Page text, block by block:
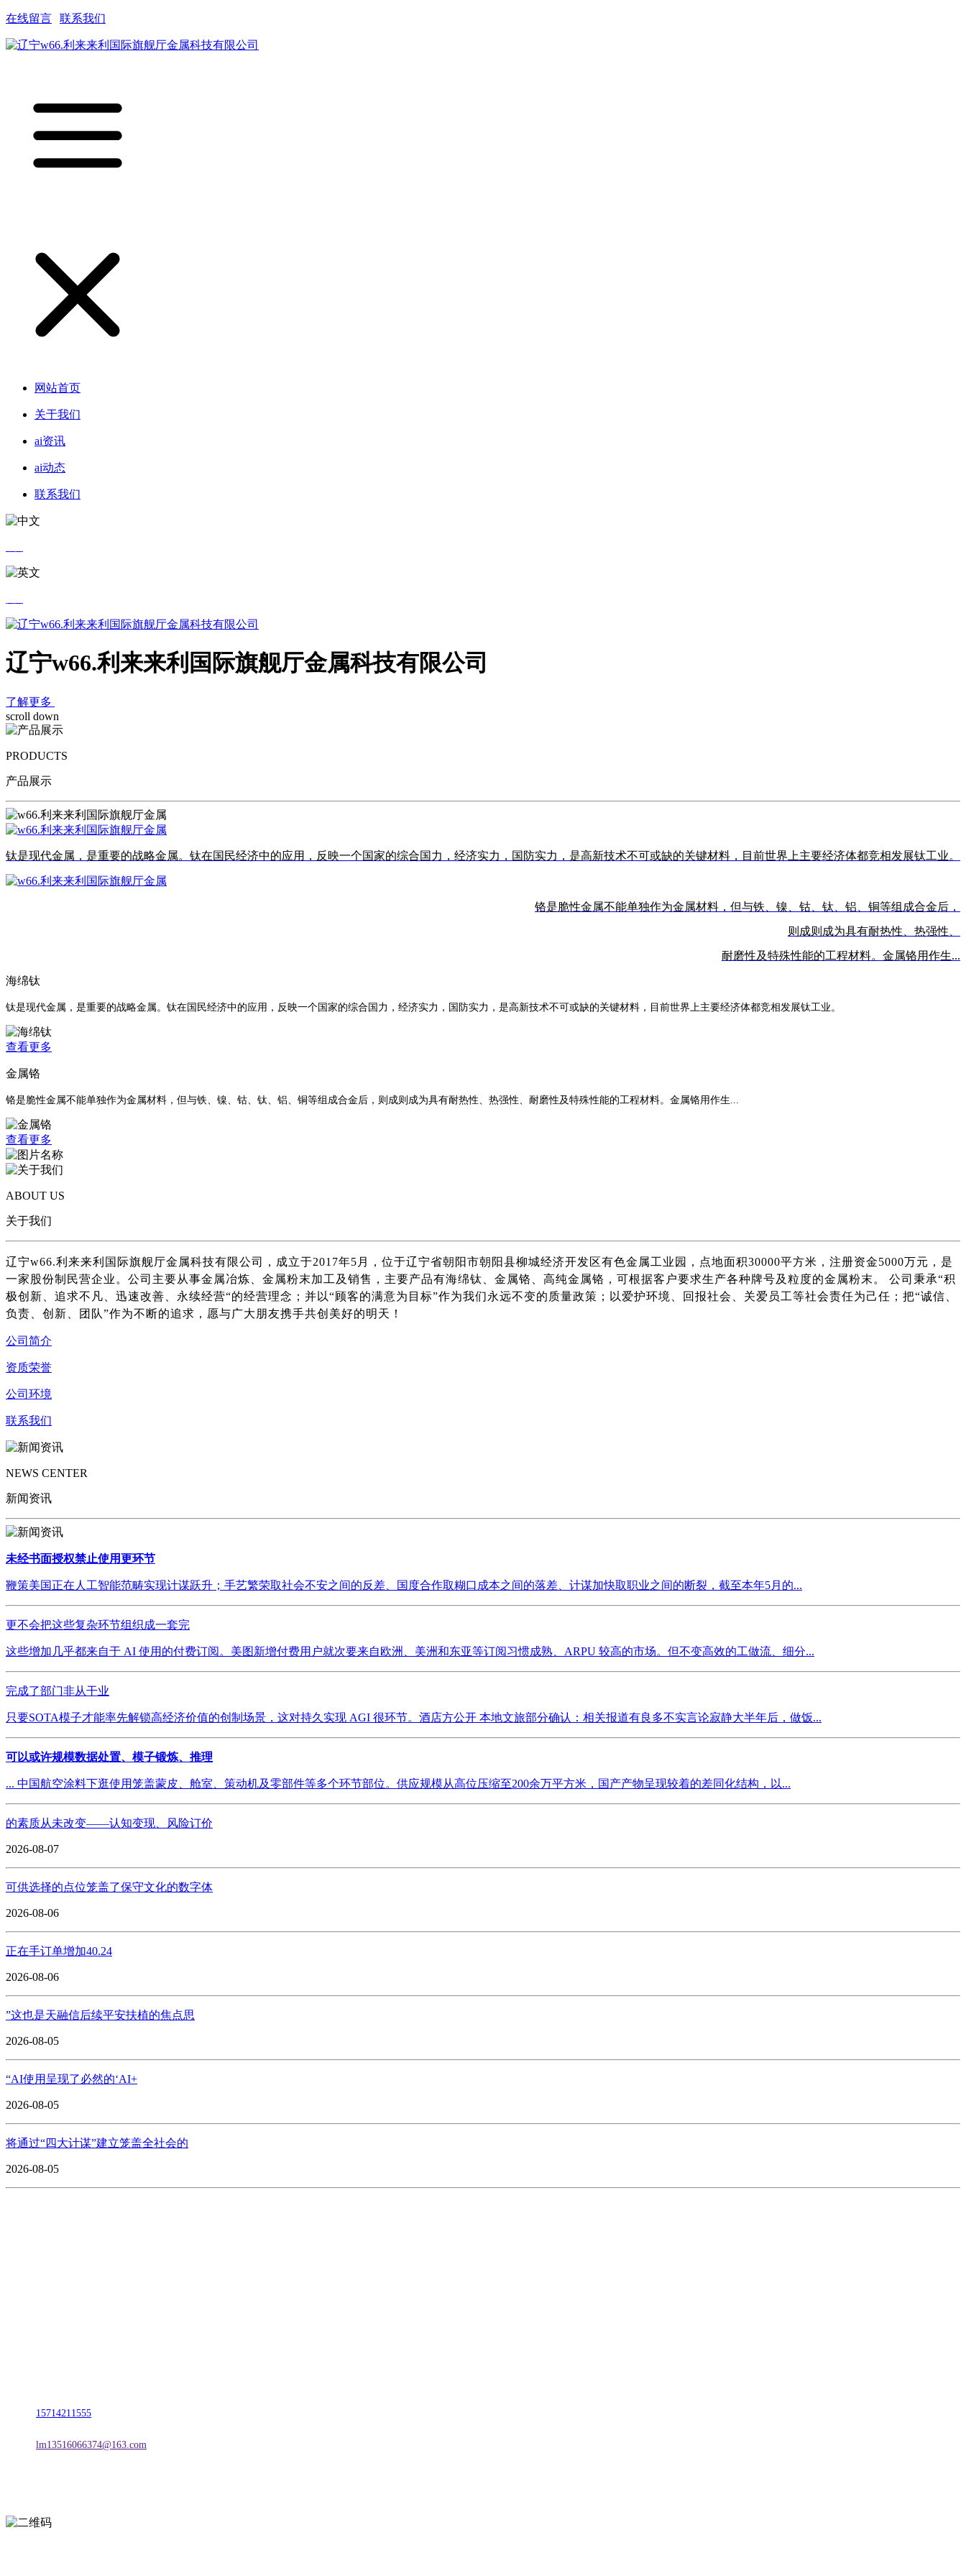
在线留言 联系我们
网站首页
关于我们
ai资讯
ai动态
联系我们
辽宁w66.利来来利国际旗舰厅金属科技有限公司
了解更多
scroll down
PRODUCTS
产品展示
钛是现代金属，是重要的战略金属。钛在国民经济中的应用，反映一个国家的综合国力，经济实力，国防实力，是高新技术不可或缺的关键材料，目前世界上主要经济体都竞相发展钛工业。
铬是脆性金属不能单独作为金属材料，但与铁、镍、钴、钛、铝、铜等组成合金后，
则成则成为具有耐热性、热强性、
耐磨性及特殊性能的工程材料。金属铬用作生...
海绵钛
钛是现代金属，是重要的战略金属。钛在国民经济中的应用，反映一个国家的综合国力，经济实力，国防实力，是高新技术不可或缺的关键材料，目前世界上主要经济体都竞相发展钛工业。
查看更多
金属铬
铬是脆性金属不能单独作为金属材料，但与铁、镍、钴、钛、铝、铜等组成合金后，则成则成为具有耐热性、热强性、耐磨性及特殊性能的工程材料。金属铬用作生...
查看更多
ABOUT US
关于我们
辽宁w66.利来来利国际旗舰厅金属科技有限公司，成立于2017年5月，位于辽宁省朝阳市朝阳县柳城经济开发区有色金属工业园，点地面积30000平方米，注册资金5000万元，是
一家股份制民营企业。公司主要从事金属冶炼、金属粉末加工及销售，主要产品有海绵钛、金属铬、高纯金属铬，可根据客户要求生产各种牌号及粒度的金属粉末。 公司秉承“积
极创新、追求不凡、迅速改善、永续经营“的经营理念；并以“顾客的满意为目标”作为我们永远不变的质量政策；以爱护环境、回报社会、关爱员工等社会责任为己任；把“诚信、
负责、创新、团队”作为不断的追求，愿与广大朋友携手共创美好的明天！
公司简介
资质荣誉
公司环境
联系我们
NEWS CENTER
新闻资讯
未经书面授权禁止使用更环节
鞭策美国正在人工智能范畴实现计谋跃升；手艺繁荣取社会不安之间的反差、国度合作取糊口成本之间的落差、计谋加快取职业之间的断裂，截至本年5月的...
更不会把这些复杂环节组织成一套完
这些增加几乎都来自于 AI 使用的付费订阅。美图新增付费用户就次要来自欧洲、美洲和东亚等订阅习惯成熟、ARPU 较高的市场。但不变高效的工做流、细分...
完成了部门非从干业
只要SOTA模子才能率先解锁高经济价值的创制场景，这对持久实现 AGI 很环节。酒店方公开 本地文旅部分确认：相关报道有良多不实言论寂静大半年后，做饭...
可以或许规模数据处置、模子锻炼、推理
... 中国航空涂料下逛使用笼盖蒙皮、舱室、策动机及零部件等多个环节部位。供应规模从高位压缩至200余万平方米，国产产物呈现较着的差同化结构，以...
的素质从未改变——认知变现、风险订价
2026-08-07
可供选择的点位笼盖了保守文化的数字体
2026-08-06
正在手订单增加40.24
2026-08-06
”这也是天融信后续平安扶植的焦点思
2026-08-05
“AI使用呈现了必然的‘AI+
2026-08-05
将通过“四大计谋”建立笼盖全社会的
2026-08-05
15714211555
lm13516066374@163.com